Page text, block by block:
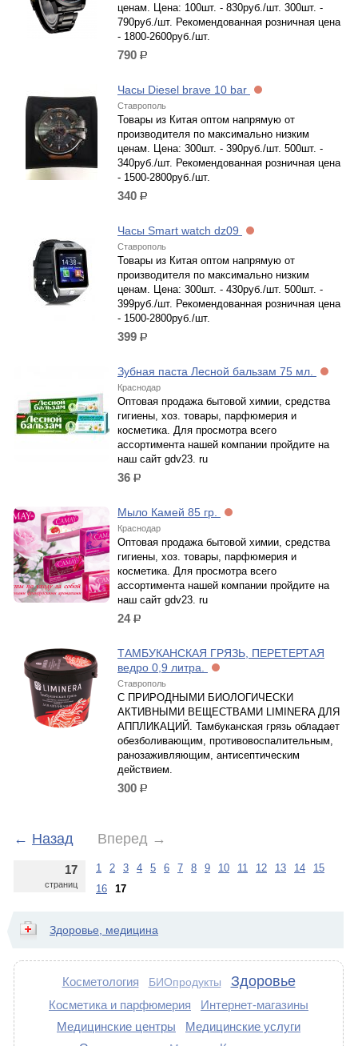
ценам. Цена: 100шт. - 830руб./шт. 300шт. -
790руб./шт. Рекомендованная розничная цена
- 1800-2600руб./шт.
790 р.
Часы Diesel brave 10 bar
Ставрополь
Товары из Китая оптом напрямую от
производителя по максимально низким
ценам. Цена: 300шт. - 390руб./шт. 500шт. -
340руб./шт. Рекомендованная розничная цена
- 1500-2800руб./шт.
340 р.
Часы Smart watch dz09
Ставрополь
Товары из Китая оптом напрямую от
производителя по максимально низким
ценам. Цена: 300шт. - 430руб./шт. 500шт. -
399руб./шт. Рекомендованная розничная цена
- 1500-2800руб./шт.
399 р.
Зубная паста Лесной бальзам 75 мл.
Краснодар
Оптовая продажа бытовой химии, средства
гигиены, хоз. товары, парфюмерия и
косметика. Для просмотра всего
ассортимента нашей компании пройдите на
наш сайт gdv23. ru
36 р.
Мыло Камей 85 гр.
Краснодар
Оптовая продажа бытовой химии, средства
гигиены, хоз. товары, парфюмерия и
косметика. Для просмотра всего
ассортимента нашей компании пройдите на
наш сайт gdv23. ru
24р.
ТАМБУКАНСКАЯ ГРЯЗЬ, ПЕРЕТЕРТАЯ
ведро 0,9 литра.
Ставрополь
С ПРИРОДНЫМИ БИОЛОГИЧЕСКИ
АКТИВНЫМИ ВЕЩЕСТВАМИ LIMINERA ДЛЯ
АППЛИКАЦИЙ. Тамбуканская грязь обладает
обезболивающим, противовоспалительным,
ранозаживляющим, антисептическим
действием.
300 р.
← Назад Вперед →
17
страниц
1 2 3 4 5 6 7 8 9 10 11 12 13 14
15
16
17
Здоровье, медицина
Косметология БИОпродукты Здоровье
Косметика и парфюмерия
Интернет-магазины
Медицинские центры
Медицинские услуги